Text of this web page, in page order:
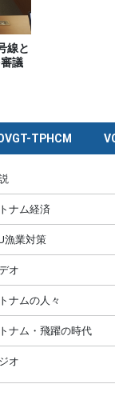
線と
議
TPHCM
ナム経済
漁業対策
オ
ナムの人々
ナム・飛躍の時代
オ